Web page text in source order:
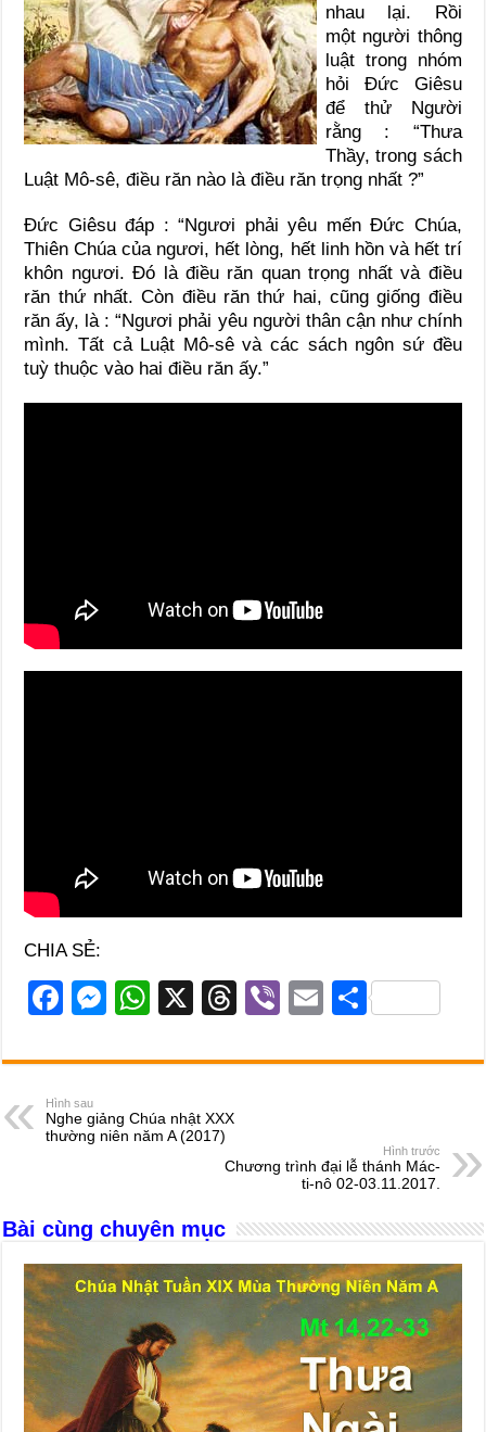
nhau lại. Rồi
một người thông
luật trong nhóm
hỏi Đức Giêsu
để thử Người
rằng : “Thưa
Thầy, trong sách
Luật Mô-sê, điều răn nào là điều răn trọng nhất ?”
Đức Giêsu đáp : “Ngươi phải yêu mến Đức Chúa,
Thiên Chúa của ngươi, hết lòng, hết linh hồn và hết trí
khôn ngươi. Đó là điều răn quan trọng nhất và điều
răn thứ nhất. Còn điều răn thứ hai, cũng giống điều
răn ấy, là : “Ngươi phải yêu người thân cận như chính
mình. Tất cả Luật Mô-sê và các sách ngôn sứ đều
tuỳ thuộc vào hai điều răn ấy.”
CHIA SẺ:
F
c
e
b
k
M
ss
n
W
at
A
X
T
e
s
Vi
er
E
ail
S
ar
Hình sau
Nghe giảng Chúa nhật XXX
thường niên năm A (2017)
Hình trước
Chương trình đại lễ thánh Mác-
ti-nô 02-03.11.2017.
Bài cùng chuyên mục